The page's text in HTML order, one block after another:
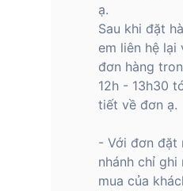
ạ.
Sau khi đặt
em liên hệ lại
đơn hàng
12h - 13h30
tiết về đơn ạ.
- Với đơn đặt
nhánh chỉ ghi
mua của